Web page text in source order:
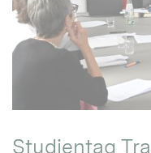
Studientag